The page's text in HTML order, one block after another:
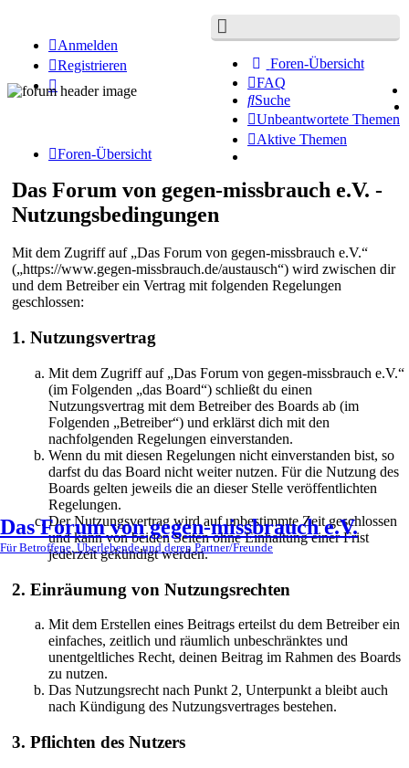
Foren-Übersicht
FAQ
Suche
Unbeantwortete Themen
Aktive Themen
Anmelden
Registrieren
Das Forum von gegen-missbrauch e.V.
Für Betroffene, Überlebende und deren Partner/Freunde
Foren-Übersicht
Das Forum von gegen-missbrauch e.V. -
Nutzungsbedingungen
Mit dem Zugriff auf „Das Forum von gegen-missbrauch e.V.“
(„https://www.gegen-missbrauch.de/austausch“) wird zwischen dir
und dem Betreiber ein Vertrag mit folgenden Regelungen
geschlossen:
1. Nutzungsvertrag
Mit dem Zugriff auf „Das Forum von gegen-missbrauch e.V.“
(im Folgenden „das Board“) schließt du einen
Nutzungsvertrag mit dem Betreiber des Boards ab (im
Folgenden „Betreiber“) und erklärst dich mit den
nachfolgenden Regelungen einverstanden.
Wenn du mit diesen Regelungen nicht einverstanden bist, so
darfst du das Board nicht weiter nutzen. Für die Nutzung des
Boards gelten jeweils die an dieser Stelle veröffentlichten
Regelungen.
Der Nutzungsvertrag wird auf unbestimmte Zeit geschlossen
und kann von beiden Seiten ohne Einhaltung einer Frist
jederzeit gekündigt werden.
2. Einräumung von Nutzungsrechten
Mit dem Erstellen eines Beitrags erteilst du dem Betreiber ein
einfaches, zeitlich und räumlich unbeschränktes und
unentgeltliches Recht, deinen Beitrag im Rahmen des Boards
zu nutzen.
Das Nutzungsrecht nach Punkt 2, Unterpunkt a bleibt auch
nach Kündigung des Nutzungsvertrages bestehen.
3. Pflichten des Nutzers